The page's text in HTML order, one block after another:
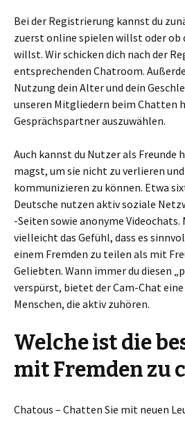
Bei der Registrierung kannst du
zuerst online spielen willst oder ob
willst. Wir schicken dich nach der
entsprechenden Chatroom.
Nutzung dein Alter und dein
unseren Mitgliedern beim Chatten
Gesprächspartner auszuwählen.
Auch kannst du Nutzer als Freunde
magst, um sie nicht zu verlieren
kommunizieren zu können. Etwa
Deutsche nutzen aktiv soziale
-Seiten sowie anonyme Videochats.
vielleicht das Gefühl, dass es
einem Fremden zu teilen als mit
Geliebten. Wann immer du diesen
verspürst, bietet der Cam-Chat
Menschen, die aktiv zuhören.
Welche ist die
mit Fremden zu
Chatous – Chatten Sie mit neuen